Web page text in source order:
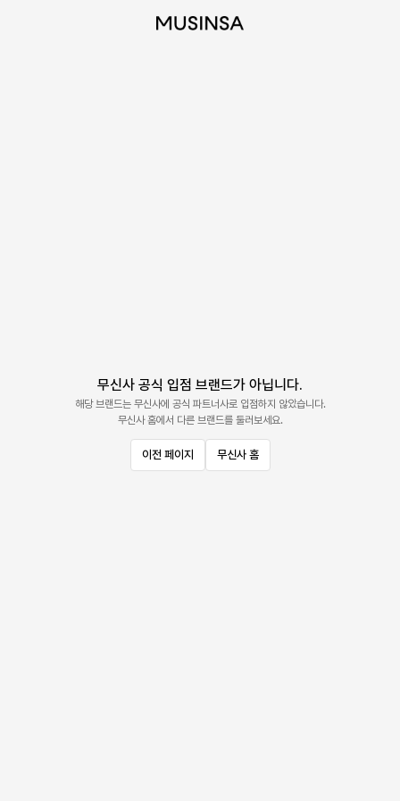
무신사 공식 입점 브랜드가 아닙니다.
해당 브랜드는 무신사에 공식 파트너사로 입점하지 않았습니다.
무신사 홈에서 다른 브랜드를 둘러보세요.
이전 페이지 무신사 홈